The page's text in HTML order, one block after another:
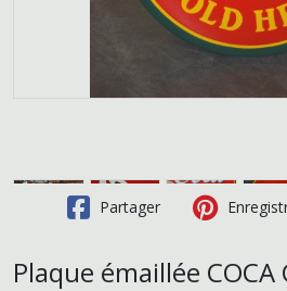
Partager
Plaque émaillée COCA